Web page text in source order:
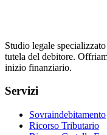
Studio legale
tutela del debitore.
inizio finanziario.
Servizi
Sovraindebitamento
Ricorso Tributario